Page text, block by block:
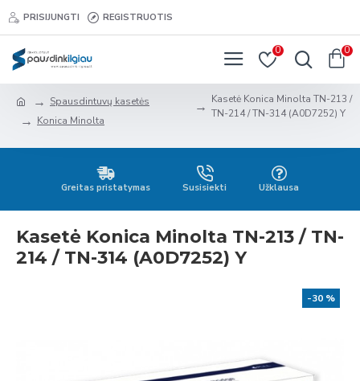
PRISIJUNGTI REGISTRUOTIS
0 0
Spausdintuvų kasetės
Konica Minolta
Kasetė Konica Minolta TN-213 /
TN-214 / TN-314 (A0D7252) Y
Greitas pristatymas Susisiekti Užklausa
Kasetė Konica Minolta TN-213 / TN-
214 / TN-314 (A0D7252) Y
-30 %